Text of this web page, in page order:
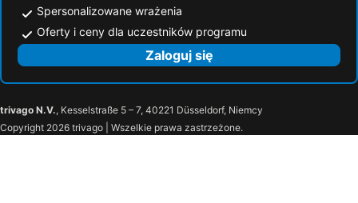
Spersonalizowane wrażenia
Oferty i ceny dla uczestników programu
Zaloguj się
trivago N.V., Kesselstraße 5 – 7, 40221 Düsseldorf, Niemcy
Copyright 2026 trivago | Wszelkie prawa zastrzeżone.